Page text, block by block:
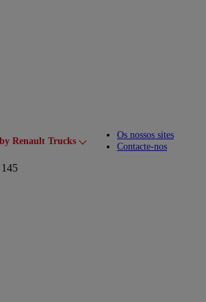
Renault Trucks Toggle submenu
Os nossos sites
Contacte-nos